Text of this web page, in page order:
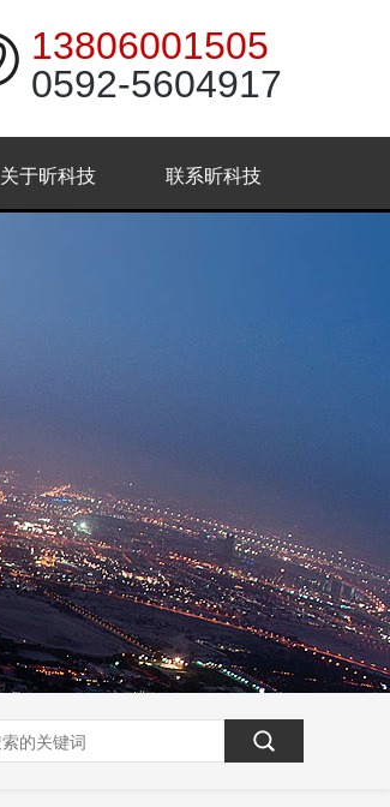
13806001505
0592-5604917
关于昕科技 联系昕科技